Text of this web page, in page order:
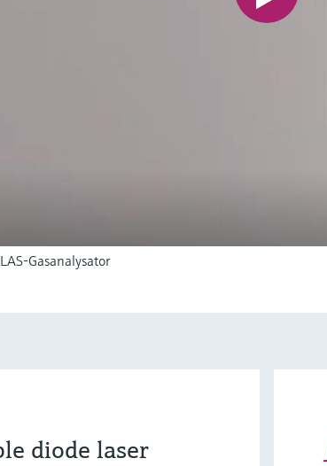
Gasanalysator
diode laser